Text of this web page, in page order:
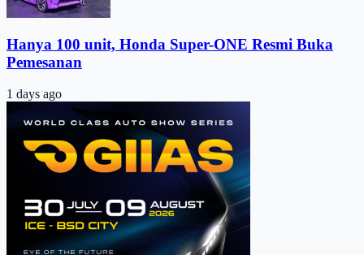
Hanya 100 unit, Honda Super-ONE Resmi Buka
Pemesanan
1 days ago